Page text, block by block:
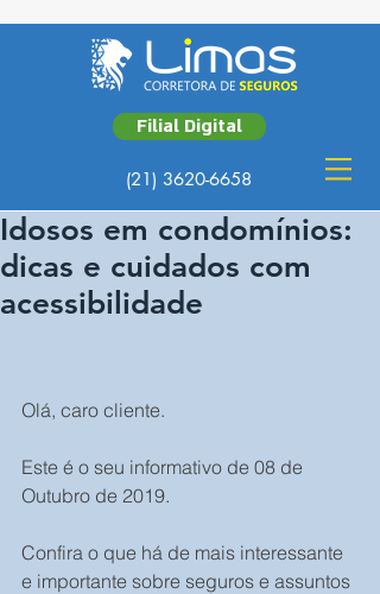
Filial Digital
(21) 3620-6658
Idosos em condomínios:
dicas e cuidados com
acessibilidade
Olá, caro cliente.
Este é o seu informativo de 08 de
Outubro de 2019.
Confira o que há de mais interessante
e importante sobre seguros e assuntos